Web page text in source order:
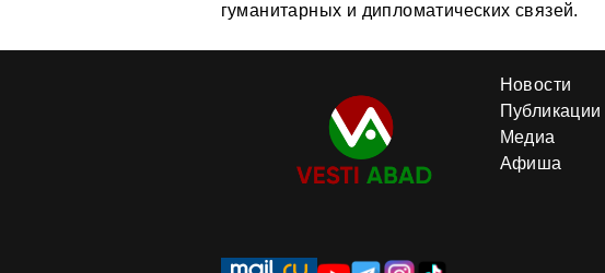
гуманитарных и дипломатических связей.
Новости
Публикации
Медиа
Афиша